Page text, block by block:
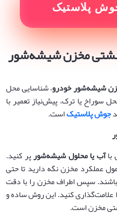
پلاستیک
مخزن شیشه‌شور
شیشه‌شور خودرو، شناسایی محل
یا ترک، پیش‌نیاز تعمیر با
جوش پلاستیکاست.
باآب یا محلول شیشه‌شورپر کنید.
عملکرد مخزن نگه دارید تا حتی
سپس اطراف مخزن را با دقت
کنید. این روش ساده و
مخزن است.